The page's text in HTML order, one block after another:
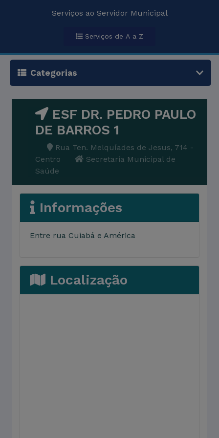
Serviços ao Servidor Municipal
Serviços de A a Z
Categorias
ESF DR. PEDRO PAULO
DE BARROS 1
Rua Ten. Melquíades de Jesus, 714 -
Centro
Secretaria Municipal de
Saúde
Informações
Entre rua Cuiabá e América
Localização